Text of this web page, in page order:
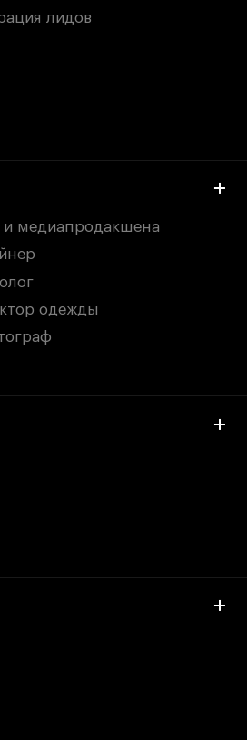
с господдержкой
образовательной
ВО «Универсальный
лидов
и медиапродакшена
одежды